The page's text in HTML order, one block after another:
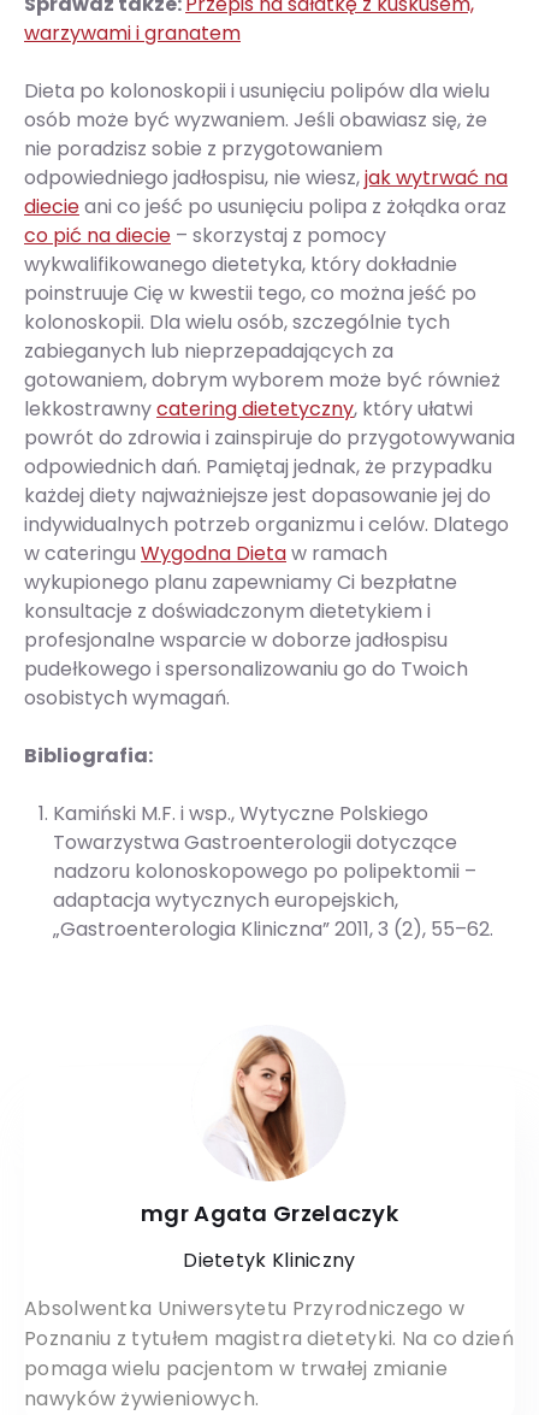
warzywami i granatem
Dieta po kolonoskopii i usunięciu polipów dla wielu
osób może być wyzwaniem. Jeśli obawiasz się, że
nie poradzisz sobie z przygotowaniem
odpowiedniego jadłospisu, nie wiesz,jak wytrwać na
diecieani co jeść po usunięciu polipa z żołądka oraz
co pić na diecie – skorzystaj z pomocy
wykwalifikowanego dietetyka, który dokładnie
poinstruuje Cię w kwestii tego, co można jeść po
kolonoskopii. Dla wielu osób, szczególnie tych
zabieganych lub nieprzepadających za
gotowaniem, dobrym wyborem może być również
lekkostrawnycatering dietetyczny, który ułatwi
powrót do zdrowia i zainspiruje do przygotowywania
odpowiednich dań. Pamiętaj jednak, że przypadku
każdej diety najważniejsze jest dopasowanie jej do
indywidualnych potrzeb organizmu i celów. Dlatego
w cateringu Wygodna Dietaw ramach
wykupionego planu zapewniamy Ci bezpłatne
konsultacje z doświadczonym dietetykiem i
profesjonalne wsparcie w doborze jadłospisu
pudełkowego i spersonalizowaniu go do Twoich
osobistych wymagań.
Bibliografia:
Kamiński M.F. i wsp., Wytyczne Polskiego
Towarzystwa Gastroenterologii dotyczące
nadzoru kolonoskopowego po polipektomii –
adaptacja wytycznych europejskich,
„Gastroenterologia Kliniczna” 2011, 3 (2), 55–62.
mgr Agata Grzelaczyk
Dietetyk Kliniczny
Absolwentka Uniwersytetu Przyrodniczego w
Poznaniu z tytułem magistra dietetyki. Na co dzień
pomaga wielu pacjentom w trwałej zmianie
nawyków żywieniowych.